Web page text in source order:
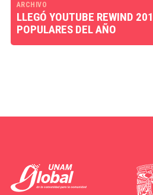
ARCHIVO
LLEGÓ YOUTUBE REWIND
POPULARES DEL AÑO